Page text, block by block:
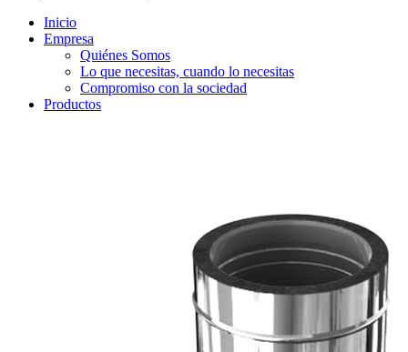
Inicio
Empresa
Quiénes Somos
Lo que necesitas, cuando lo necesitas
Compromiso con la sociedad
Productos